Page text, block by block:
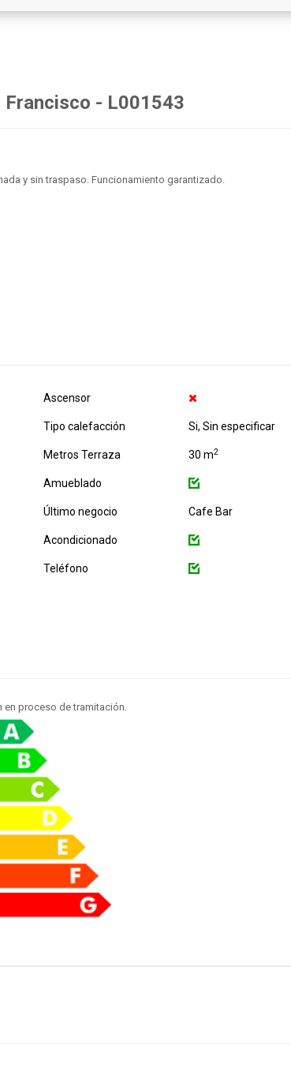
Francisco - L001543
y sin traspaso. Funcionamiento garantizado.
Ascensor
Tipo calefacción Si, Sin especificar
Metros Terraza 30 m2
Amueblado
Último negocio Cafe Bar
Acondicionado
Teléfono
en proceso de tramitación.